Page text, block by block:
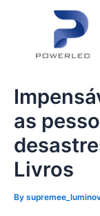
as
Livros
By
navigation